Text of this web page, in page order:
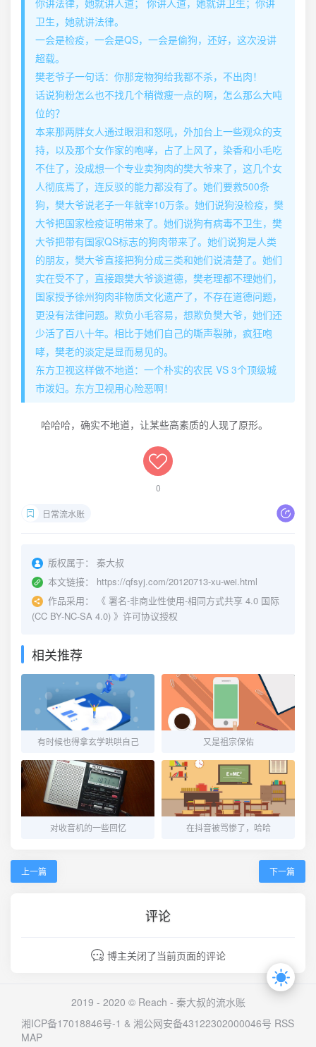
你讲法律，她就讲人道； 你讲人道，她就讲卫生；你讲
卫生，她就讲法律。
一会是检疫，一会是QS，一会是偷狗，还好，这次没讲
超载。
樊老爷子一句话：你那宠物狗给我都不杀，不出肉！
话说狗粉怎么也不找几个稍微瘦一点的啊，怎么那么大吨
位的？
本来那两胖女人通过眼泪和怒吼，外加台上一些观众的支
持，以及那个女作家的咆哮，占了上风了，染香和小毛吃
不住了，没成想一个专业卖狗肉的樊大爷来了，这几个女
人彻底焉了，连反驳的能力都没有了。她们要救500条
狗，樊大爷说老子一年就宰10万条。她们说狗没检疫，樊
大爷把国家检疫证明带来了。她们说狗有病毒不卫生，樊
大爷把带有国家QS标志的狗肉带来了。她们说狗是人类
的朋友，樊大爷直接把狗分成三类和她们说清楚了。她们
实在受不了，直接跟樊大爷谈道德，樊老理都不理她们，
国家授予徐州狗肉非物质文化遗产了，不存在道德问题，
更没有法律问题。欺负小毛容易，想欺负樊大爷，她们还
少活了百八十年。相比于她们自己的嘶声裂肺，疯狂咆
哮，樊老的淡定是显而易见的。
东方卫视这样做不地道：一个朴实的农民 VS 3个顶级城
市泼妇。东方卫视用心险恶啊！
哈哈哈，确实不地道，让某些高素质的人现了原形。
0
日常流水账
版权属于：
秦大叔
本文链接：
https://qfsyj.com/20120713-xu-wei.html
作品采用：
《 署名-非商业性使用-相同方式共享 4.0 国际
(CC BY-NC-SA 4.0) 》许可协议授权
相关推荐
有时候也得拿玄学哄哄自己 又是祖宗保佑
对收音机的一些回忆 在抖音被骂惨了，哈哈
上一篇 下一篇
评论
博主关闭了当前页面的评论
2019 - 2020 © Reach - 秦大叔的流水账
湘ICP备17018846号-1 & 湘公网安备43122302000046号 RSS
MAP